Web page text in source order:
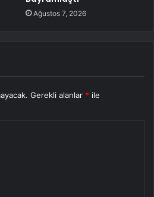
Ağustos 7, 2026
Gerekli alanlar * ile